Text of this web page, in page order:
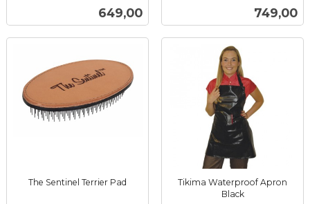
Pris
649,00 Pris
749,00
The Sentinel Terrier Pad
Tikima Waterproof Apron
Black